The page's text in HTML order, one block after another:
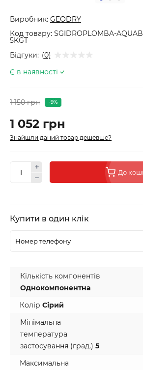
Виробник: GEODRY
Код товару: SGIDROPLOMBA-
5KGT
Відгуки: (0)
Є в наявності
1 150 грн -9%
1 052 грн
Знайшли даний товар дешевше?
До
Купити в один клік
Кількість компонентів
Однокомпонентна
Колір Сірий
Мінімальна
температура
застосування (град.) 5
Максимальна